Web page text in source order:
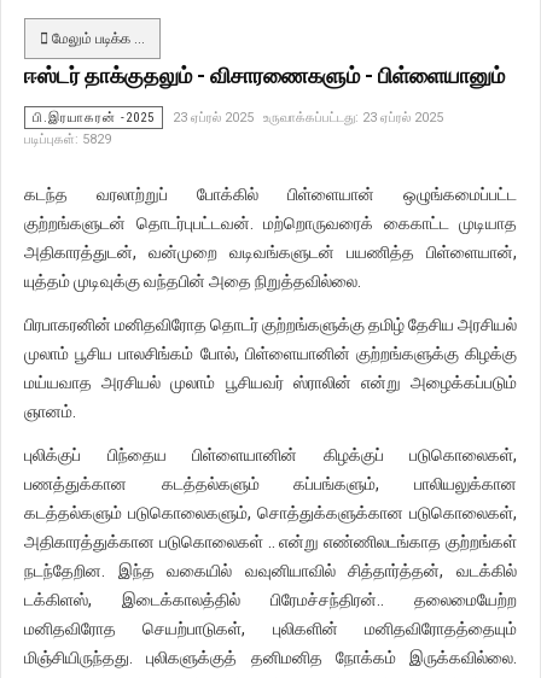
மேலும் படிக்க …
ஈஸ்டர் தாக்குதலும் - விசாரணைகளும் - பிள்ளையானும்
பி.இரயாகரன் -2025 23 ஏப்ரல் 2025
உருவாக்கப்பட்டது: 23 ஏப்ரல் 2025
படிப்புகள்: 5829
கடந்த வரலாற்றுப் போக்கில் பிள்ளையான் ஒழுங்கமைப்பட்ட
குற்றங்களுடன் தொடர்புபட்டவன். மற்றொருவரைக் கைகாட்ட முடியாத
அதிகாரத்துடன், வன்முறை வடிவங்களுடன் பயணித்த பிள்ளையான்,
யுத்தம் முடிவுக்கு வந்தபின் அதை நிறுத்தவில்லை.
பிரபாகரனின் மனிதவிரோத தொடர் குற்றங்களுக்கு தமிழ் தேசிய அரசியல்
முலாம் பூசிய பாலசிங்கம் போல், பிள்ளையானின் குற்றங்களுக்கு கிழக்கு
மய்யவாத அரசியல் முலாம் பூசியவர் ஸ்ராலின் என்று அழைக்கப்படும்
ஞானம்.
புலிக்குப் பிந்தைய பிள்ளையானின் கிழக்குப் படுகொலைகள்,
பணத்துக்கான கடத்தல்களும் கப்பங்களும், பாலியலுக்கான
கடத்தல்களும் படுகொலைகளும், சொத்துக்களுக்கான படுகொலைகள்,
அதிகாரத்துக்கான படுகொலைகள் .. என்று எண்ணிலடங்காத குற்றங்கள்
நடந்தேறின. இந்த வகையில் வவுனியாவில் சித்தார்த்தன், வடக்கில்
டக்கிளஸ், இடைக்காலத்தில் பிரேமச்சந்திரன்.. தலைமையேற்ற
மனிதவிரோத செயற்பாடுகள், புலிகளின் மனிதவிரோதத்தையும்
மிஞ்சியிருந்தது. புலிகளுக்குத் தனிமனித நோக்கம் இருக்கவில்லை.